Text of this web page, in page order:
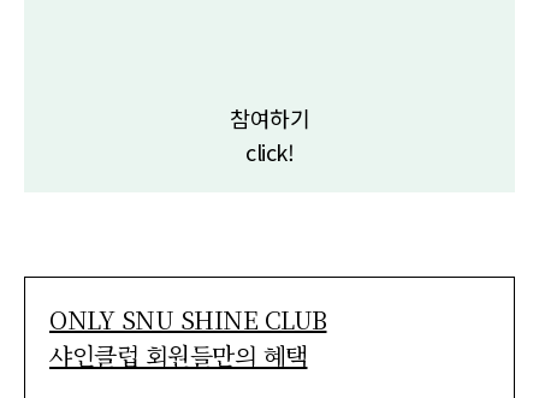
참여하기
click!
ONLY SNU SHINE CLUB
샤인클럽 회원들만의 혜택